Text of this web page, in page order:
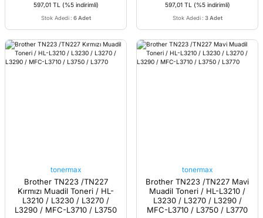
597,01 TL
(%5 indirimli)
Stok Adedi : 6 Adet
597,01 TL
(%5 indirimli)
Stok Adedi : 3 Adet
tonermax
Brother TN223 /TN227
Kırmızı Muadil Toneri / HL-
L3210 / L3230 / L3270 /
L3290 / MFC-L3710 / L3750
tonermax
Brother TN223 /TN227 Mavi
Muadil Toneri / HL-L3210 /
L3230 / L3270 / L3290 /
MFC-L3710 / L3750 / L3770